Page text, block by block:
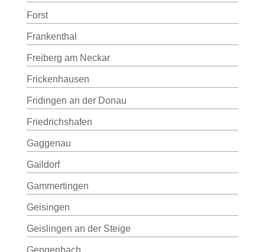
Forst
Frankenthal
Freiberg am Neckar
Frickenhausen
Fridingen an der Donau
Friedrichshafen
Gaggenau
Gaildorf
Gammertingen
Geisingen
Geislingen an der Steige
Gengenbach